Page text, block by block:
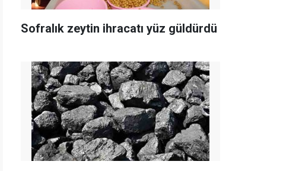
Sofralık zeytin ihracatı yüz güldürdü